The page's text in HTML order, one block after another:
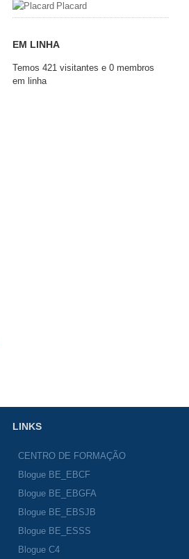
Placard
EM LINHA
Temos 421 visitantes e 0 membros
em linha
LINKS
CENTRO DE FORMAÇÃO
Blogue BE_EBCF
Blogue BE_EBGFA
Blogue BE_EBSJB
Blogue BE_ESSS
Blogue C4